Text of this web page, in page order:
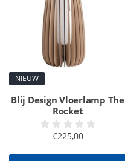
NIEUW
Blij Design Vloerlamp The
Rocket
€225,00